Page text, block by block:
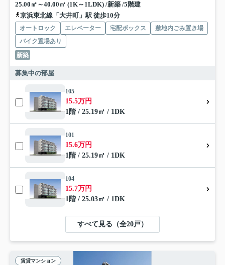
25.00㎡～40.00㎡ (1K～1LDK) /新築 /5階建
京浜東北線「大井町」駅 徒歩10分
オートロック エレベーター 宅配ボックス
敷地内ごみ置き場
バイク置場あり
新築
募集中の部屋
105
15.5万円
1階 / 25.19㎡ / 1DK
101
15.6万円
1階 / 25.19㎡ / 1DK
104
15.7万円
1階 / 25.03㎡ / 1DK
すべて見る（全20戸）
賃貸マンション